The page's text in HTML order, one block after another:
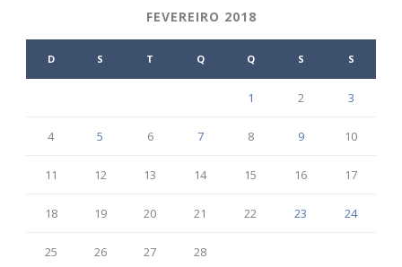
FEVEREIRO 2018
D S T Q Q S S
1 2 3
4 5 6 7 8 9 10
11 12 13 14 15 16 17
18 19 20 21 22 23 24
25 26 27
28